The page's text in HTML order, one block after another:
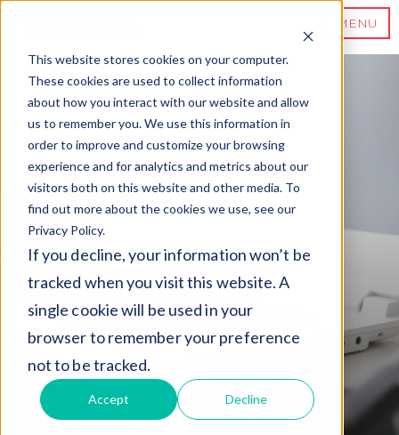
This website stores cookies on your computer.
These cookies are used to collect information
about how you interact with our website and allow
us to remember you. We use this information in
order to improve and customize your browsing
experience and for analytics and metrics about our
visitors both on this website and other media. To
find out more about the cookies we use, see our
Privacy Policy.
If you decline, your information won’t be
tracked when you visit this website. A
single cookie will be used in your
browser to remember your preference
not to be tracked.
Accept Decline
MENU